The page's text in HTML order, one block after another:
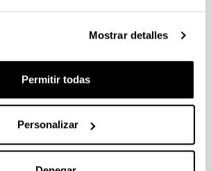
Mostrar detalles
Permitir todas
Personalizar
del paisaje ha buscado la
debido analizar y estudiar diversas
las características de los materiales
cualidades de trasmisión de
de sus texturas, colores y
gestuales han creado un lenguaje
y la abstracción. Siempre con el